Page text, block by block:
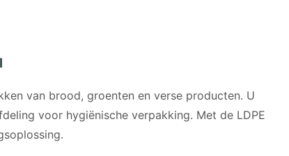
van brood, groenten en verse producten. U
voor hygiënische verpakking. Met de LDPE